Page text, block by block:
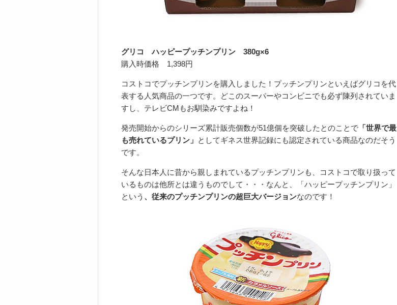
グリコ ハッピープッチンプリン 380g×6
購入時価格 1,398円
コストコでプッチンプリンを購入しました！プッチンプリンといえばグリコを代
表する人気商品の一つです。どこのスーパーやコンビニでも必ず陳列されていま
すし、テレビCMもお馴染みですよね！
発売開始からのシリーズ累計販売個数が51億個を突破したとのことで 「世界で最
も売れているプリン」 としてギネス世界記録にも認定されている商品なのだそう
です。
そんな日本人に昔から親しまれているプッチンプリンも、コストコで取り扱って
いるものは他所とは違うものでして・・・なんと、「ハッピープッチンプリン」
という 、従来のプッチンプリンの超巨大バージョンなのです！